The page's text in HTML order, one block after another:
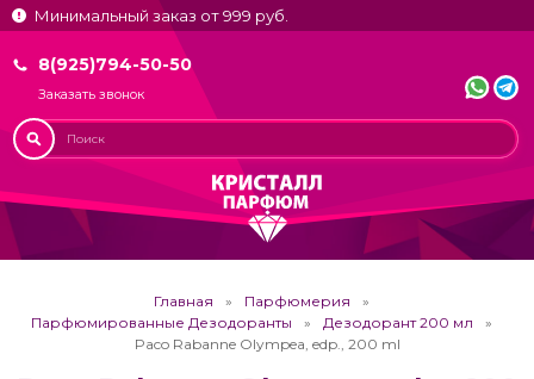
Минимальный заказ от 999 руб.
8(925)794-50-50
Заказать звонок
Главная
Парфюмерия
Парфюмированные Дезодоранты
Дезодорант 200 мл
Paco Rabanne Olympea, edp., 200 ml